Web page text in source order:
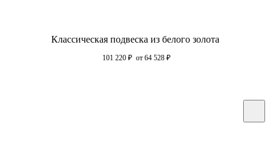
Классическая подвеска из белого золота
101 220 ₽ от 64 528 ₽